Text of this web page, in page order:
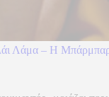
Λάμα – Η